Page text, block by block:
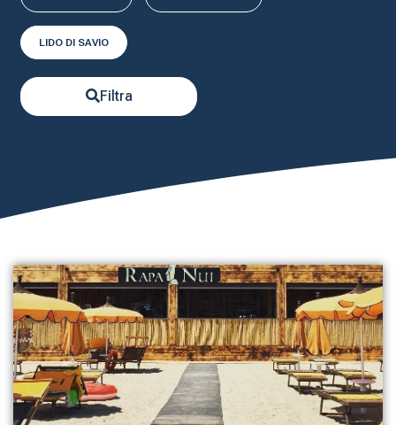
LIDO DI SAVIO
Filtra